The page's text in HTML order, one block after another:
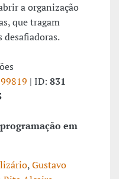
a organização
que tragam
desafiadoras.
| ID: 831
em
,Gustavo